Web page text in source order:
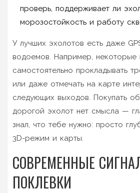
проверь, поддерживает ли
морозостойкость и работу
У лучших эхолотов есть даже
водоемов. Например, некоторые
самостоятельно прокладывать
или даже отмечать на карте
следующих выходов. Покупать
дорогой эхолот нет смысла —
знал, что тебе нужно: просто
3D-режим и карты.
СОВРЕМЕННЫЕ
ПОКЛЕВКИ